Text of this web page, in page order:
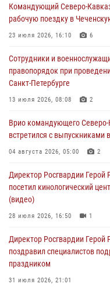
настольному теннису ко
08 августа 2026, 07:00
исполнилось 20 лет
08 августа 2026, 07:00
В Москве росгвардейцы
08 августа 2026, 06:32 1
Спецназ Росгвардии в
08 августа 2026, 06:15
Командующий Северо-
рабочую поездку в
23 июля 2026, 16:10 6
Сотрудники и
правопорядок при
Санкт-Петербурге
13 июля 2026, 08:08 2
Врио командующего Северо-
встретился с выпускниками
04 августа 2026, 05:00 2
Директор Росгвардии Герой
посетил кинологический
(видео)
28 июля 2026, 16:50 1
Директор Росгвардии Герой
поздравил специалистов
праздником
31 июля 2026, 21:01